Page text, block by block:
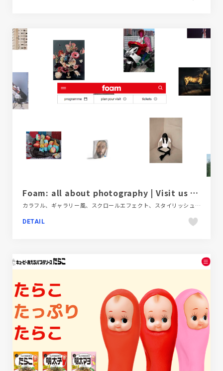
Foam: all about photography | Visit us in Amsterdam
カラフル、ギャラリー風、スクロールエフェクト、スタイリッシュ、デザイン・アート・音楽・文芸、ポップ、大きめ写真、施設・店舗サイト、海外サイト
DETAIL